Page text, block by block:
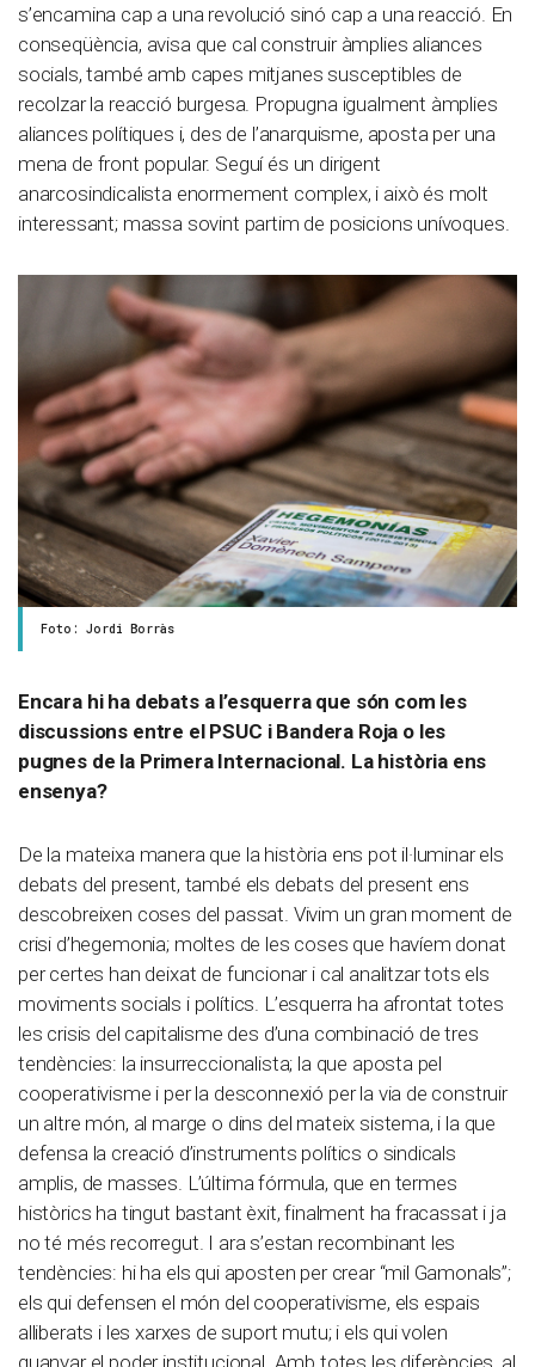
s’encamina cap a una revolució sinó cap a una reacció. En
conseqüència, avisa que cal construir àmplies aliances
socials, també amb capes mitjanes susceptibles de
recolzar la reacció burgesa. Propugna igualment àmplies
aliances polítiques i, des de l’anarquisme, aposta per una
mena de front popular. Seguí és un dirigent
anarcosindicalista enormement complex, i això és molt
interessant; massa sovint partim de posicions unívoques.
Foto: Jordi Borràs
Encara hi ha debats a l’esquerra que són com les
discussions entre el PSUC i Bandera Roja o les
pugnes de la Primera Internacional. La història ens
ensenya?
De la mateixa manera que la història ens pot il·luminar els
debats del present, també els debats del present ens
descobreixen coses del passat. Vivim un gran moment de
crisi d’hegemonia; moltes de les coses que havíem donat
per certes han deixat de funcionar i cal analitzar tots els
moviments socials i polítics. L’esquerra ha afrontat totes
les crisis del capitalisme des d’una combinació de tres
tendències: la insurreccionalista; la que aposta pel
cooperativisme i per la desconnexió per la via de construir
un altre món, al marge o dins del mateix sistema, i la que
defensa la creació d’instruments polítics o sindicals
amplis, de masses. L’última fórmula, que en termes
històrics ha tingut bastant èxit, finalment ha fracassat i ja
no té més recorregut. I ara s’estan recombinant les
tendències: hi ha els qui aposten per crear “mil Gamonals”;
els qui defensen el món del cooperativisme, els espais
alliberats i les xarxes de suport mutu; i els qui volen